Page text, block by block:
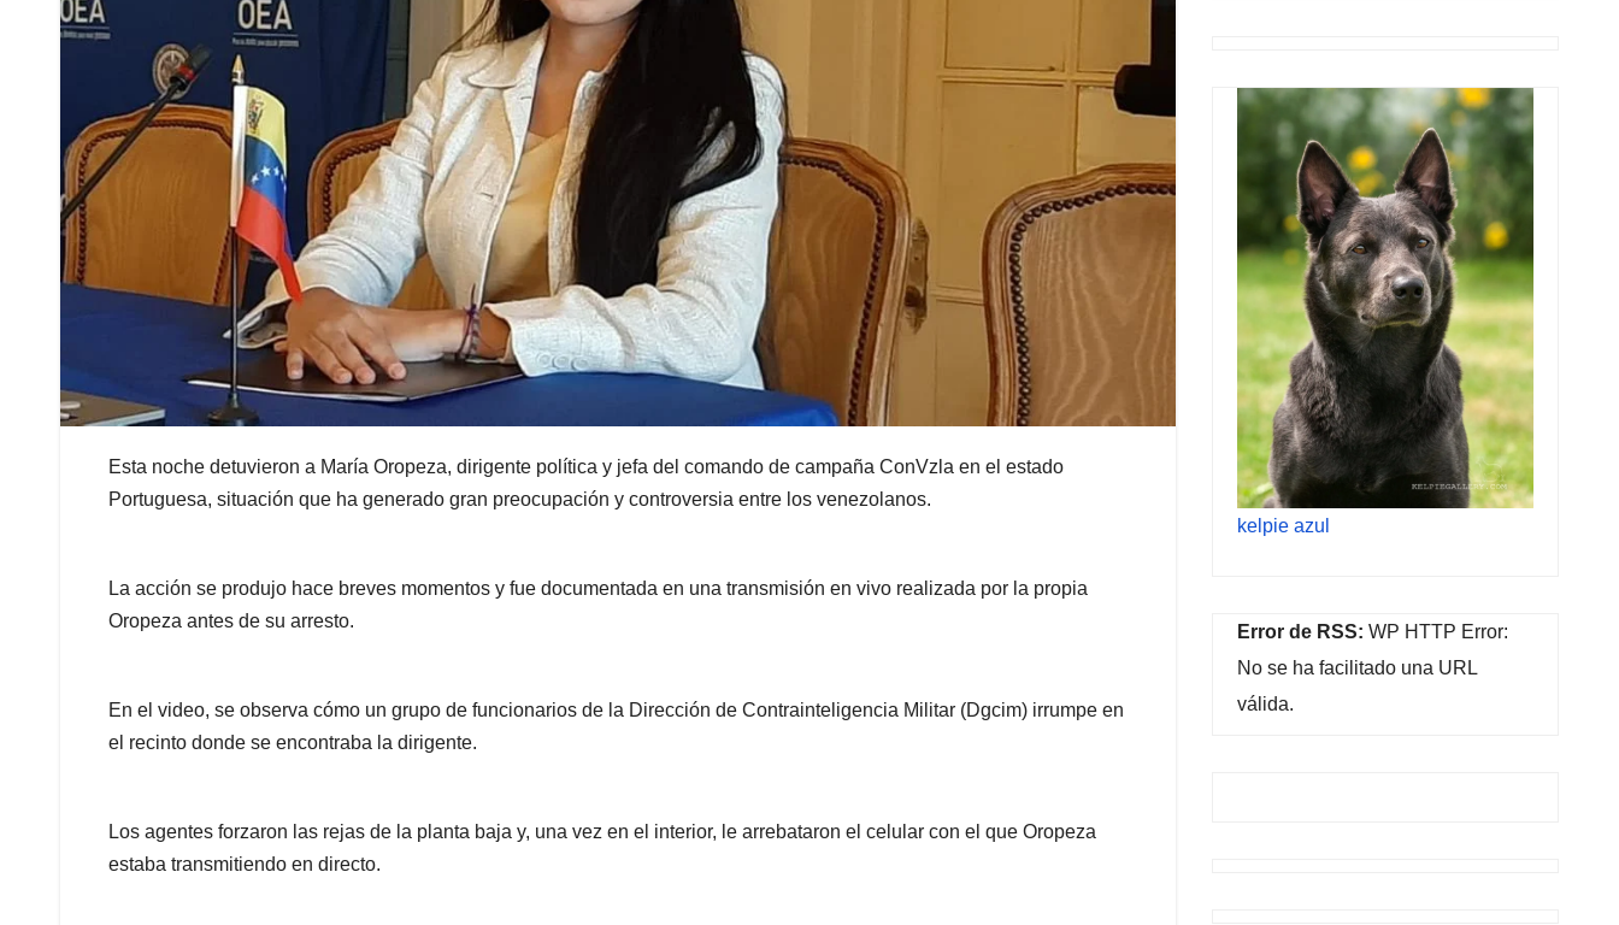
Esta noche detuvieron a María Oropeza, dirigente política y jefa del comando de campaña ConVzla en el estado
Portuguesa, situación que ha generado gran preocupación y controversia entre los venezolanos.
La acción se produjo hace breves momentos y fue documentada en una transmisión en vivo realizada por la propia
Oropeza antes de su arresto.
En el video, se observa cómo un grupo de funcionarios de la Dirección de Contrainteligencia Militar (Dgcim) irrumpe en
el recinto donde se encontraba la dirigente.
Los agentes forzaron las rejas de la planta baja y, una vez en el interior, le arrebataron el celular con el que Oropeza
estaba transmitiendo en directo.
kelpie azul
Error de RSS: WP HTTP Error:
No se ha facilitado una URL
válida.